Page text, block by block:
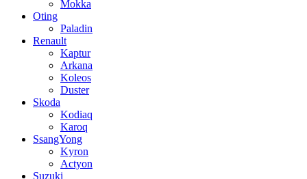
Mokka
Oting
Paladin
Renault
Kaptur
Arkana
Koleos
Duster
Skoda
Kodiaq
Karoq
SsangYong
Kyron
Actyon
Suzuki